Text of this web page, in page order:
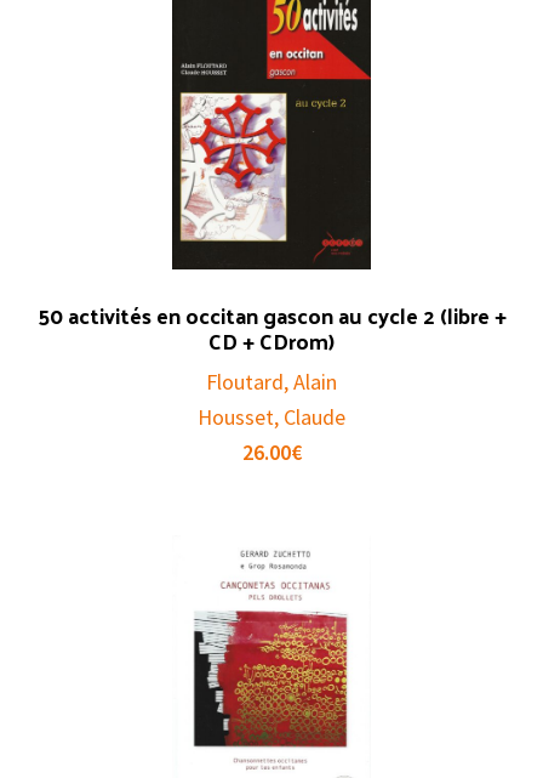
50 activités en occitan gascon au cycle 2 (libre +
CD + CDrom)
Floutard, Alain
Housset, Claude
26.00€